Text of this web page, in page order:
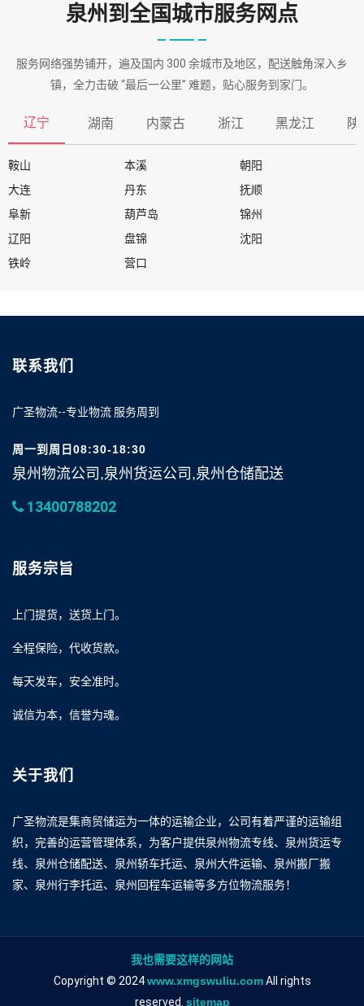
泉州到全国城市服务网点
服务网络强势铺开，遍及国内 300 余城市及地区，配送触角深入乡
镇，全力击破 “最后一公里” 难题，贴心服务到家门。
辽宁 湖南 内蒙古 浙江 黑龙江 陕
鞍山 本溪
朝阳
大连
丹东
抚顺
阜新
葫芦岛
锦州
辽阳
盘锦
沈阳
铁岭
营口
联系我们
广圣物流--专业物流 服务周到
周一到周日08:30-18:30
泉州物流公司,泉州货运公司,泉州仓储配送
13400788202
服务宗旨
上门提货，送货上门。
全程保险，代收货款。
每天发车，安全准时。
诚信为本，信誉为魂。
关于我们
广圣物流是集商贸储运为一体的运输企业，公司有着严谨的运输组
织，完善的运营管理体系，为客户提供泉州物流专线、泉州货运专
线、泉州仓储配送、泉州轿车托运、泉州大件运输、泉州搬厂搬
家、泉州行李托运、泉州回程车运输等多方位物流服务！
我也需要这样的网站
Copyright © 2024www.xmgswuliu.comAll rights
reserved. sitemap